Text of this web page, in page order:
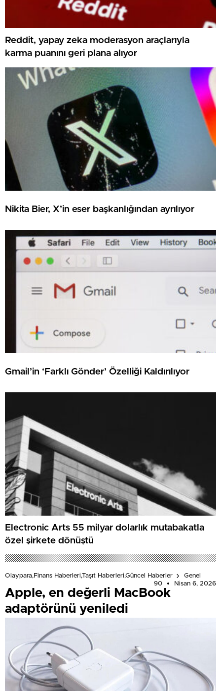
Reddit, yapay zeka moderasyon araçlarıyla
karma puanını geri plana alıyor
Nikita Bier, X’in eser başkanlığından ayrılıyor
Gmail’in ‘Farklı Gönder’ Özelliği Kaldırılıyor
Electronic Arts 55 milyar dolarlık mutabakatla
özel şirkete dönüştü
Olaypara,Finans Haberleri,Taşıt Haberleri,Güncel Haberler
Genel
90
Nisan 6, 2026
Apple, en değerli MacBook
adaptörünü yeniledi